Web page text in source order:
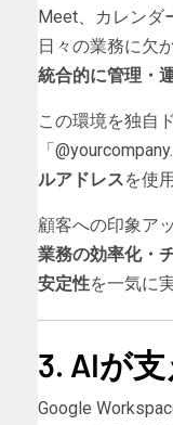
Meet、カレンダ
日々の業務に欠
統合的に管理・
この環境を独自
「
ルアドレスを使
顧客への印象ア
業務の効率化・
安定性を一気に
3. AIが
Google